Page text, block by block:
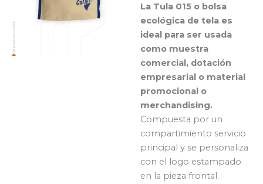
La Tula 015 o bolsa
ecológica de tela es
ideal para ser usada
como muestra
comercial, dotación
empresarial o material
promocional o
merchandising.
Compuesta por un
compartimiento servicio
principal y se personaliza
con el logo estampado
en la pieza frontal.